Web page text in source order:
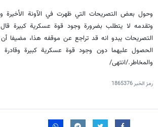
وحول بعض التصريحات التي ظهرت في الآونة الأخيرة
وتقدمه لا يتطلب بضرورة وجود قوة عسكرية كبيرة
التصريحات يبدو انه قد تراجع عن موقفه هذا، مضيفا
الحصول عليهما دون وجود قوة عسكرية كبيرة وقادرة
والمخاطر./انتهى/
رمز الخبر1865376